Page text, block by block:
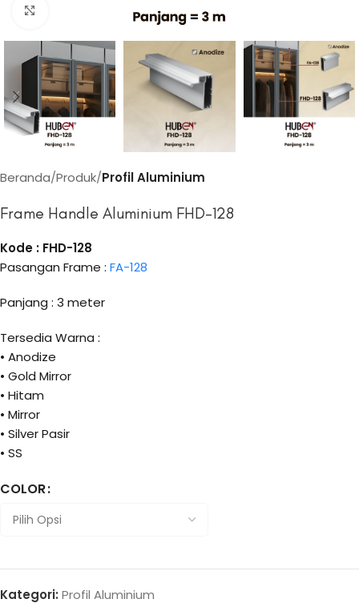
Click to enlarge
Beranda Produk Profil Aluminium
Frame Handle Aluminium FHD-128
Kode : FHD-128
Pasangan Frame : FA-128
Panjang : 3 meter
Tersedia Warna :
• Anodize
• Gold Mirror
• Hitam
• Mirror
• Silver Pasir
• SS
COLOR
Kategori: Profil Aluminium